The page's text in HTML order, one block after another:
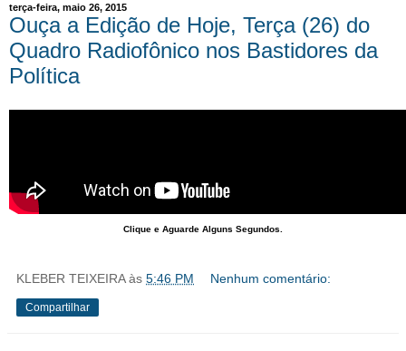
terça-feira, maio 26, 2015
Ouça a Edição de Hoje, Terça (26) do
Quadro Radiofônico nos Bastidores da
Política
Clique e Aguarde Alguns Segundos.
KLEBER TEIXEIRA às 5:46 PM Nenhum comentário:
Compartilhar